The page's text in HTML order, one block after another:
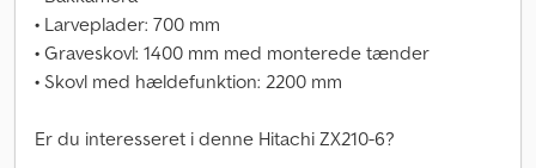
• Larveplader: 700 mm
• Graveskovl: 1400 mm med monterede tænder
• Skovl med hældefunktion: 2200 mm
Er du interesseret i denne Hitachi ZX210-6?